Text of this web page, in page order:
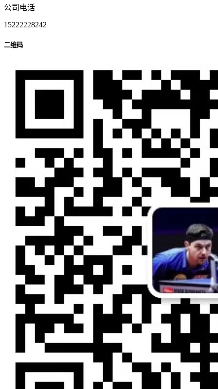
公司电话
15222228242
二维码